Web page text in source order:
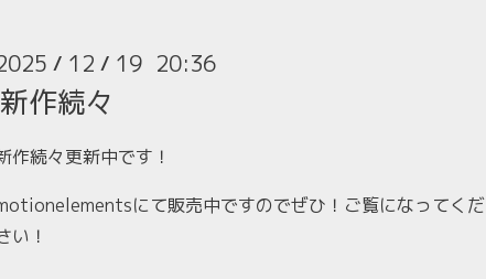
/ 12 / 19 20:36
新作続々
作続々更新中です！
にて販売中ですのでぜひ！ご覧になってくだ
い！